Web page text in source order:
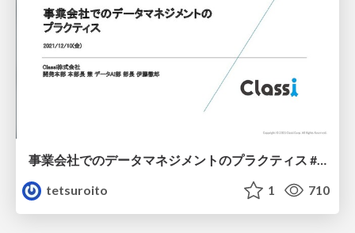
事業会社でのデータマネジメントのプラクティス #TechMar
tetsuroito
1 710